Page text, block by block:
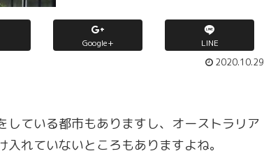
Google+ LINE
2020.10.29
ている都市もありますし、オーストラリア
れていないところもありますよね。